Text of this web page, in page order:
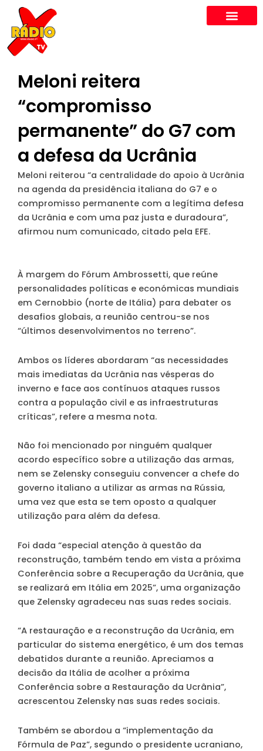
content
Meloni reitera
“compromisso
permanente” do G7 com
a defesa da Ucrânia
Meloni reiterou “a centralidade do apoio à Ucrânia
na agenda da presidência italiana do G7 e o
compromisso permanente com a legítima defesa
da Ucrânia e com uma paz justa e duradoura”,
afirmou num comunicado, citado pela EFE.
À margem do Fórum Ambrossetti, que reúne
personalidades políticas e económicas mundiais
em Cernobbio (norte de Itália) para debater os
desafios globais, a reunião centrou-se nos
“últimos desenvolvimentos no terreno”.
Ambos os líderes abordaram “as necessidades
mais imediatas da Ucrânia nas vésperas do
inverno e face aos contínuos ataques russos
contra a população civil e as infraestruturas
críticas”, refere a mesma nota.
Não foi mencionado por ninguém qualquer
acordo específico sobre a utilização das armas,
nem se Zelensky conseguiu convencer a chefe do
governo italiano a utilizar as armas na Rússia,
uma vez que esta se tem oposto a qualquer
utilização para além da defesa.
Foi dada “especial atenção à questão da
reconstrução, também tendo em vista a próxima
Conferência sobre a Recuperação da Ucrânia, que
se realizará em Itália em 2025”, uma organização
que Zelensky agradeceu nas suas redes sociais.
“A restauração e a reconstrução da Ucrânia, em
particular do sistema energético, é um dos temas
debatidos durante a reunião. Apreciamos a
decisão da Itália de acolher a próxima
Conferência sobre a Restauração da Ucrânia”,
acrescentou Zelensky nas suas redes sociais.
Também se abordou a “implementação da
Fórmula de Paz”, segundo o presidente ucraniano,